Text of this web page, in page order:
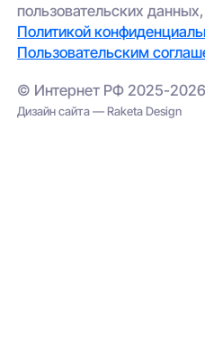
пользовательских
Политикой
Пользовательским
© Интернет РФ 2025-2026
Дизайн сайта — Raketa Design